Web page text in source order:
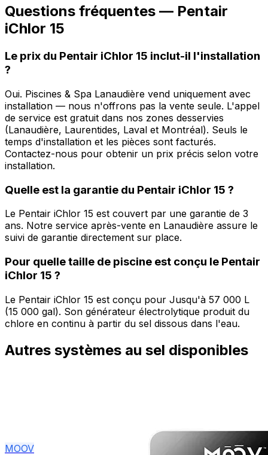
Questions fréquentes — Pentair
iChlor 15
Le prix du Pentair iChlor 15 inclut-il l'installation
?
Oui. Piscines & Spa Lanaudière vend uniquement avec
installation — nous n'offrons pas la vente seule. L'appel
de service est gratuit dans nos zones desservies
(Lanaudière, Laurentides, Laval et Montréal). Seuls le
temps d'installation et les pièces sont facturés.
Contactez-nous pour obtenir un prix précis selon votre
installation.
Quelle est la garantie du Pentair iChlor 15 ?
Le Pentair iChlor 15 est couvert par une garantie de 3
ans. Notre service après-vente en Lanaudière assure le
suivi de garantie directement sur place.
Pour quelle taille de piscine est conçu le Pentair
iChlor 15 ?
Le Pentair iChlor 15 est conçu pour Jusqu'à 57 000 L
(15 000 gal). Son générateur électrolytique produit du
chlore en continu à partir du sel dissous dans l'eau.
Autres systèmes au sel disponibles
MOOV